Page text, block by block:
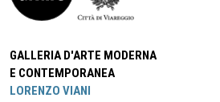
GALLERIA D'ARTE MODERNA
E CONTEMPORANEA
LORENZO VIANI